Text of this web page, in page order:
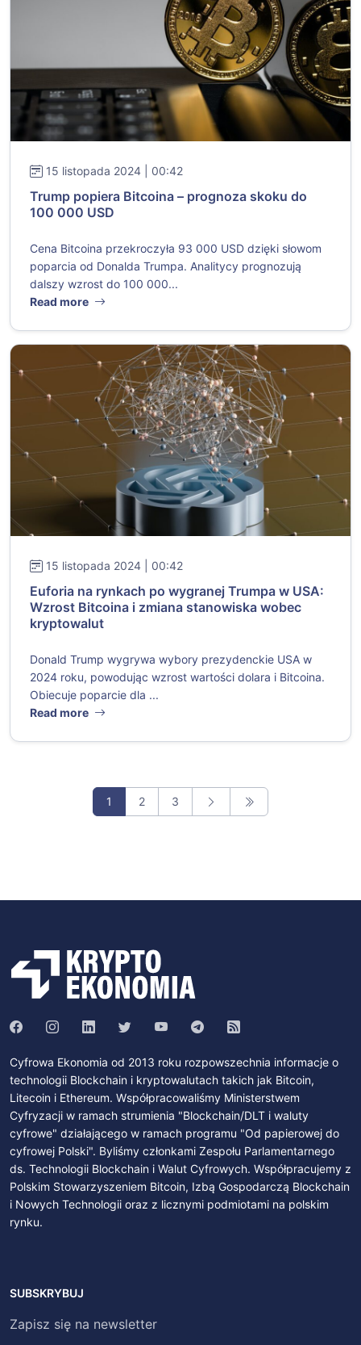
15 listopada 2024 | 00:42
Trump popiera Bitcoina – prognoza skoku do
100 000 USD
Cena Bitcoina przekroczyła 93 000 USD dzięki słowom
poparcia od Donalda Trumpa. Analitycy prognozują
dalszy wzrost do 100 000...
Read more
15 listopada 2024 | 00:42
Euforia na rynkach po wygranej Trumpa w USA:
Wzrost Bitcoina i zmiana stanowiska wobec
kryptowalut
Donald Trump wygrywa wybory prezydenckie USA w
2024 roku, powodując wzrost wartości dolara i Bitcoina.
Obiecuje poparcie dla ...
Read more
1 2 3
Cyfrowa Ekonomia od 2013 roku rozpowszechnia informacje o
technologii Blockchain i kryptowalutach takich jak Bitcoin,
Litecoin i Ethereum. Współpracowaliśmy Ministerstwem
Cyfryzacji w ramach strumienia "Blockchain/DLT i waluty
cyfrowe" działającego w ramach programu "Od papierowej do
cyfrowej Polski". Byliśmy członkami Zespołu Parlamentarnego
ds. Technologii Blockchain i Walut Cyfrowych. Współpracujemy z
Polskim Stowarzyszeniem Bitcoin, Izbą Gospodarczą Blockchain
i Nowych Technologii oraz z licznymi podmiotami na polskim
rynku.
SUBSKRYBUJ
Zapisz się na newsletter